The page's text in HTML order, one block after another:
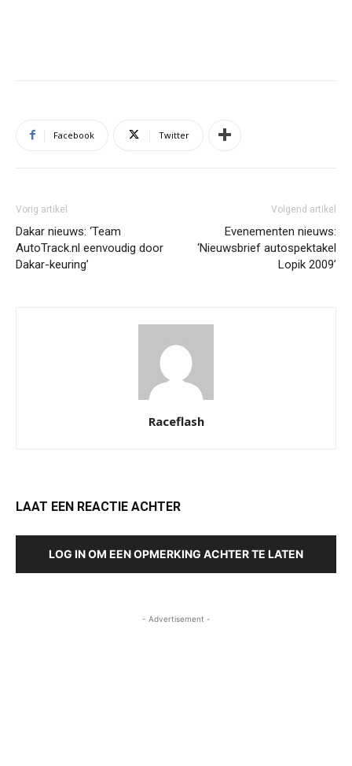
Facebook Twitter
Vorig artikel
Dakar nieuws: ‘Team
AutoTrack.nl eenvoudig door
Dakar-keuring’
Volgend artikel
Evenementen nieuws:
‘Nieuwsbrief autospektakel
Lopik 2009’
Raceflash
LAAT EEN REACTIE ACHTER
LOG IN OM EEN OPMERKING ACHTER TE LATEN
- Advertisement -